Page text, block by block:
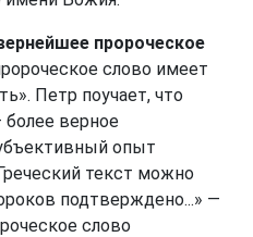
пророческое
слово имеет
Петр поучает, что
более верное
опыт
текст можно
подтверждено...» —
слово